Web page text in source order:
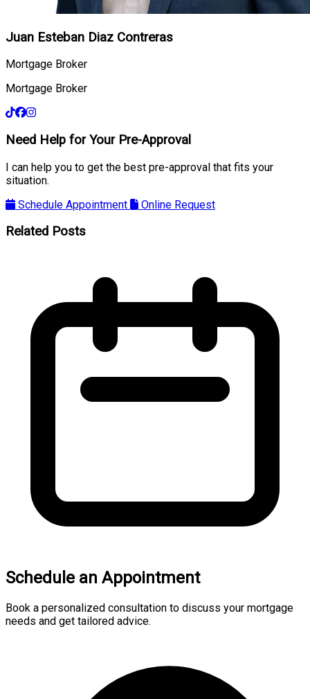
Juan Esteban Diaz Contreras
Mortgage Broker
Mortgage Broker
Need Help for Your Pre-Approval
I can help you to get the best pre-approval that fits your
situation.
Schedule Appointment
Online Request
Related Posts
Schedule an Appointment
Book a personalized consultation to discuss your mortgage
needs and get tailored advice.